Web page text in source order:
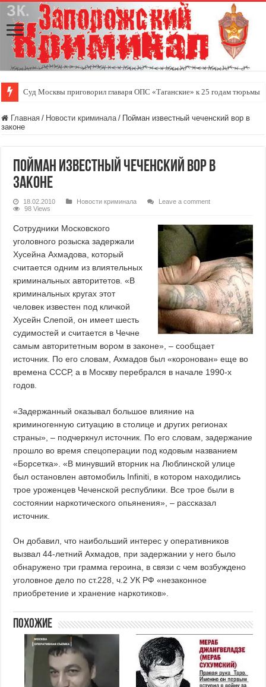
Суд Москвы приговорил главаря ОПС «Таганские» к 25 годам тюрьмы
Главная / Новости криминала / Пойман известный чеченский вор в
законе
Пойман известный чеченский вор в
законе
18.02.2010 Новости криминала
Leave a comment
98 Views
Сотрудники Московского
уголовного розыска задержали
Хусейна Ахмадова, который
считается одним из влиятельных
криминальных авторитетов. «В
криминальных кругах этот
человек известен под кличкой
Хусейн Слепой, он имеет шесть
судимостей и считается в Чечне
самым авторитетным вором в законе», – сообщает
источник. По его словам, Ахмадов был «коронован» еще во
времена СССР, а в Москву перебрался в начале 1990-х
годов.
«Задержанный оказывал большое влияние на
криминогенную ситуацию в столице и других регионах
страны», – подчеркнул источник. По его словам, задержание
прошло во время спецоперации под кодовым названием
«Борсетка». «В минувший вторник на Люблинской улице
был остановлен автомобиль Infiniti, в котором находились
трое уроженцев Чеченской республики. Все трое были в
состоянии наркотического опьянения», – рассказал
источник.
Он добавил, что наибольший интерес у оперативников
вызвал 44-летний Ахмадов, при задержании у него было
обнаружено три грамма героина, в связи с чем возбуждено
уголовное дело по ст.228, ч.2 УК РФ «незаконное
приобретение и хранение наркотиков».
Похожие